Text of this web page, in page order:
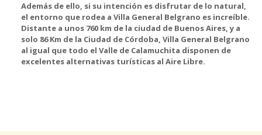
Además de ello, si su intención es disfrutar de lo natural,
el entorno que rodea a Villa General Belgrano es increíble.
Distante a unos 760 km de la ciudad de Buenos Aires, y a
solo 86 Km de la Ciudad de Córdoba, Villa General Belgrano
al igual que todo el Valle de Calamuchita disponen de
excelentes alternativas turísticas al Aire Libre.